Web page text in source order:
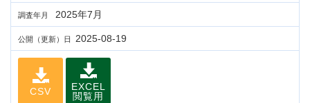
調査年月 2025年7月
公開（更新）日 2025-08-19
CSV
EXCEL
閲覧用